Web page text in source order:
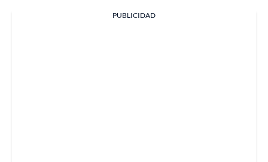
PUBLICIDAD